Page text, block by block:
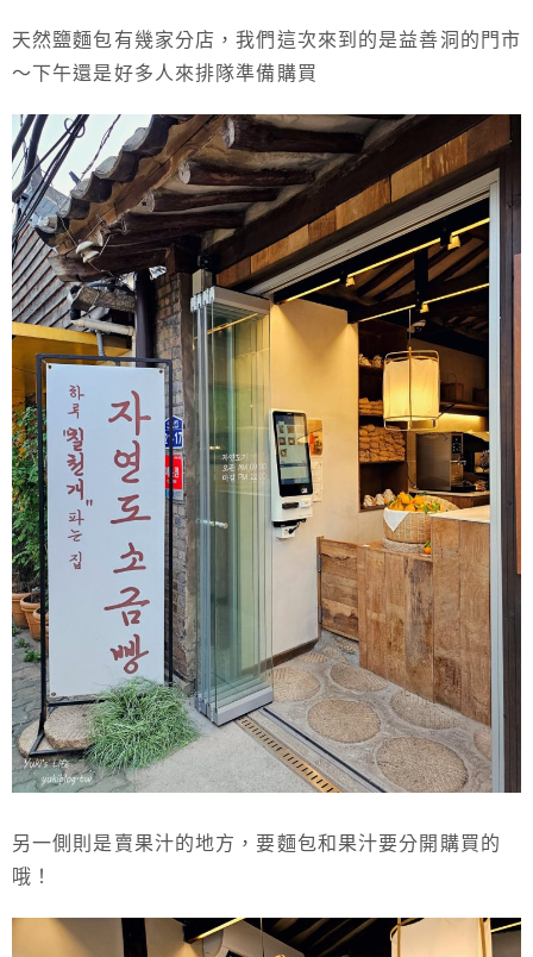
天然鹽麵包有幾家分店，我們這次來到的是益善洞的門市
～下午還是好多人來排隊準備購買
另一側則是賣果汁的地方，要麵包和果汁要分開購買的
哦！